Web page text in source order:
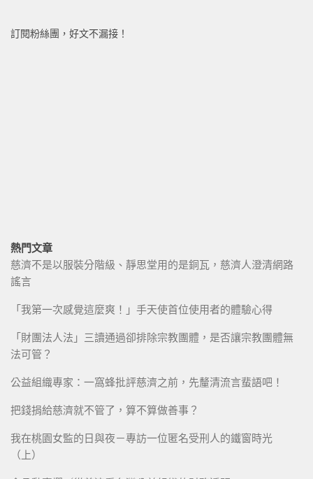
訂閱粉絲團，好文不漏接！
熱門文章
慈濟不是以服裝分階級、靜思堂用的是銅瓦，慈濟人澄清網路
謠言
「我第一次感覺這麼爽！」手天使首位使用者的體驗心得
「財團法人法」三讀通過卻排除宗教團體，是否讓宗教團體無
法可管？
公益組織專家：一窩蜂批評慈濟之前，先釐清流言蜚語吧！
把錢捐給慈濟就不管了，算不算做善事？
我在桃園女監的日與夜－專訪一位匿名受刑人的鐵窗時光
（上）